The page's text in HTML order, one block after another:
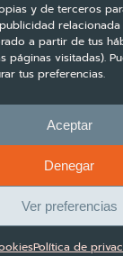
y de terceros
a partir de tus
páginas visitadas).
tus preferencias.
Aceptar
Denegar
Ver preferencias
Política de
Aviso legal